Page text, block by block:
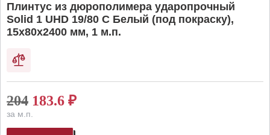
Плинтус из дюрополимера ударопрочный
Solid 1 UHD 19/80 C Белый (под покраску),
15х80х2400 мм, 1 м.п.
204 183.6 ₽
за м.п.